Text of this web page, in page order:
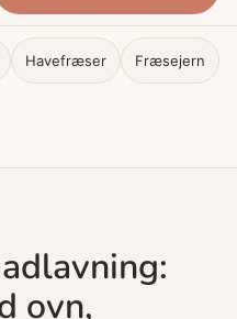
Havefræser Fræsejern
ovn,